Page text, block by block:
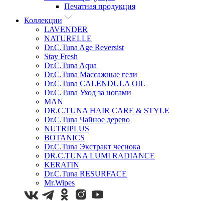
Печатная продукция
Коллекции
LAVENDER
NATURELLE
Dr.C.Tuna Age Reversist
Stay Fresh
Dr.C.Tuna Aqua
Dr.C.Tuna Массажные гели
Dr.C.Tuna CALENDULA OIL
Dr.C.Tuna Уход за ногами
MAN
DR.C.TUNA HAIR CARE & STYLE
Dr.C.Tuna Чайное дерево
NUTRIPLUS
BOTANICS
Dr.C.Tuna Экстракт чеснока
DR.C.TUNA LUMI RADIANCE
KERATIN
Dr.C.Tuna RESURFACE
Mr.Wipes